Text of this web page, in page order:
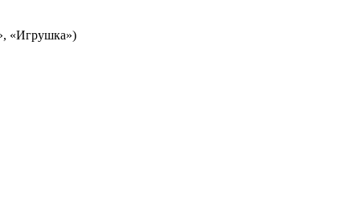
«Игрушка»)